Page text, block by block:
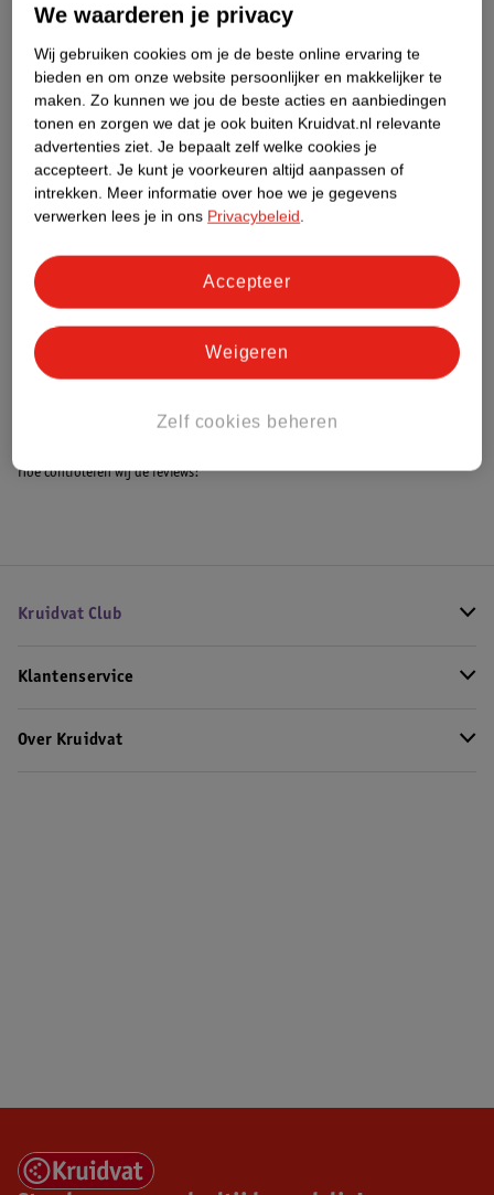
Etiketinformatie
Nature Impact Score
Dit product heeft (nog) geen Nature
Impact Score.
Meer informatie
Bestel & Bezorginformatie
Bekijk ook
Hoe controleren wij de reviews?
Kruidvat Club
Klantenservice
Over Kruidvat
We waarderen je privacy
Wij gebruiken cookies om je de beste online ervaring te
bieden en om onze website persoonlijker en makkelijker te
maken. Zo kunnen we jou de beste acties en aanbiedingen
tonen en zorgen we dat je ook buiten Kruidvat.nl relevante
advertenties ziet. Je bepaalt zelf welke cookies je
accepteert. Je kunt je voorkeuren altijd aanpassen of
intrekken. Meer informatie over hoe we je gegevens
verwerken lees je in ons Privacybeleid.
Zelf cookies beheren
Weigeren
Accepteer